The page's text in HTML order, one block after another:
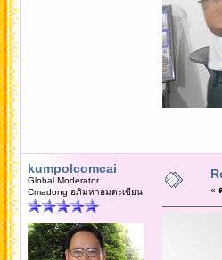
kumpolcomcai
Global Moderator
Cmadong อภิมหาอมตะเซียน
«